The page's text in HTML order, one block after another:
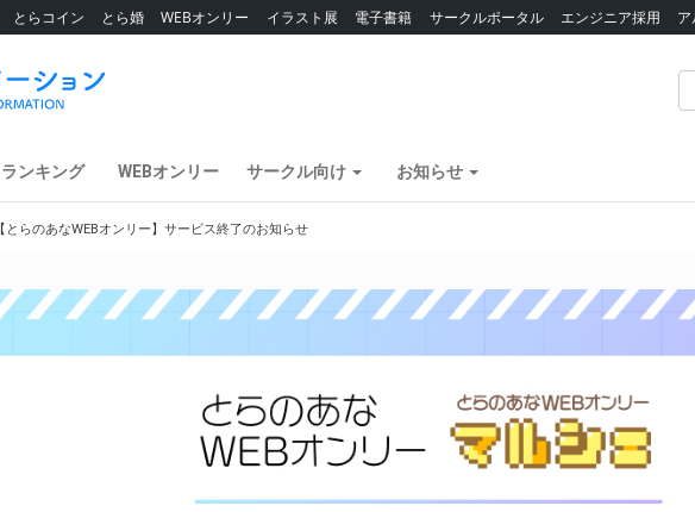
とらコイン とら婚 WEBオンリー イラスト展 電子書籍 サークルポータル エンジニア採用
ランキング WEBオンリー サークル向け お知らせ
【とらのあなWEBオンリー】サービス終了のお知らせ